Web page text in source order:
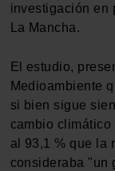
investigación en
La Mancha.
El estudio,
Medioambiente
si bien sigue
cambio
al 93,1 % que la
consideraba "un